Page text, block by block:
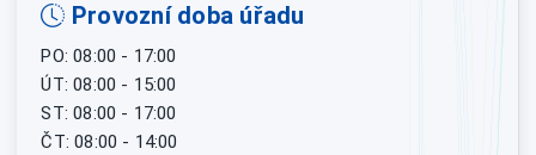
Provozní doba úřadu
PO: 08:00 - 17:00
ÚT: 08:00 - 15:00
ST: 08:00 - 17:00
ČT: 08:00 - 14:00